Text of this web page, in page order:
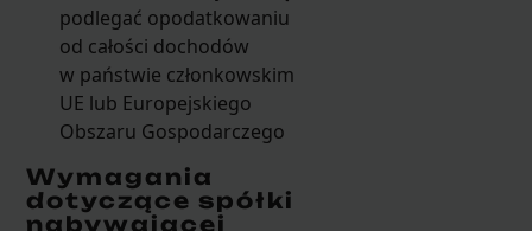
podlegać opodatkowaniu
od całości dochodów
w państwie członkowskim
UE lub Europejskiego
Obszaru Gospodarczego
Wymagania
dotyczące spółki
nabywającej